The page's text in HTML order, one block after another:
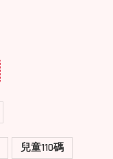
兒童110碼